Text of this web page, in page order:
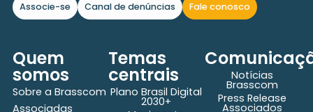
Associe-se Canal de denúncias Fale conosco
Quem
somos
Sobre a Brasscom
Associadas
Temas
centrais
Plano Brasil Digital
2030+
Notícias
Brasscom
Press Release
Associados